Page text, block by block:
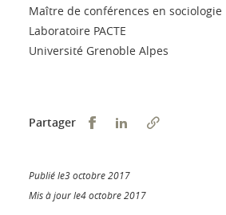
Maître de conférences en sociologie
Laboratoire PACTE
Université Grenoble Alpes
Partager Partager sur Facebook
Partager sur
Publié le3 octobre 2017
Mis à jour le4 octobre 2017